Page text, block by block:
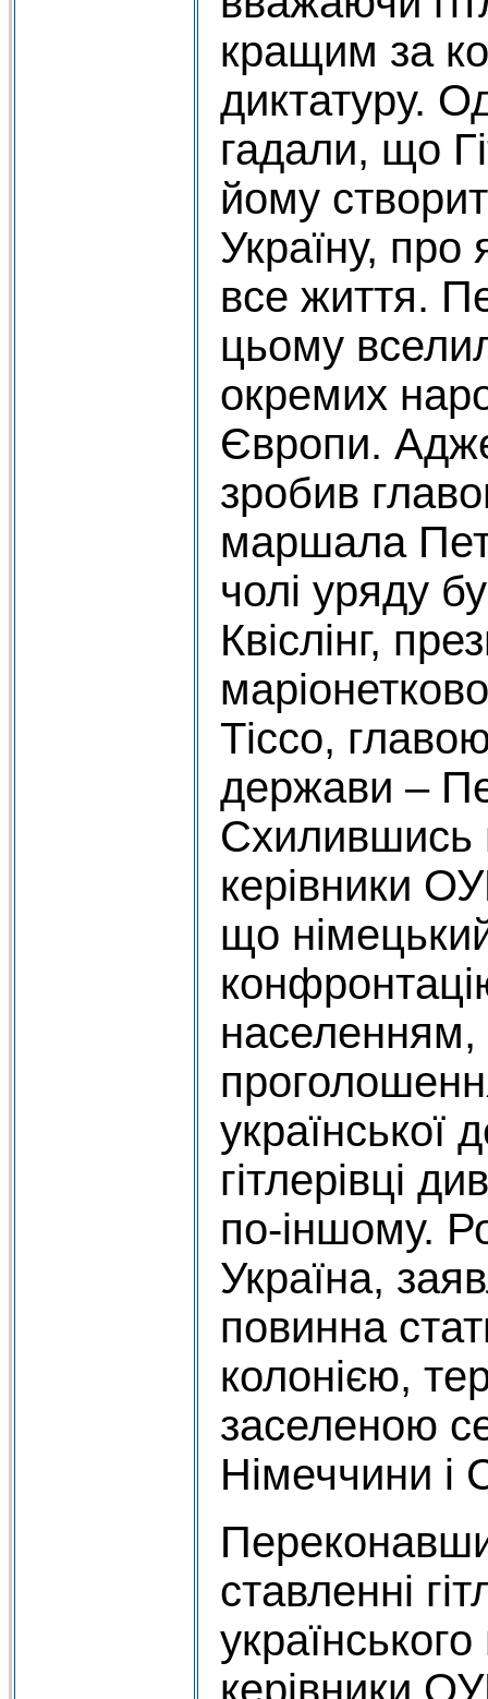
кращим за
диктатуру.
гадали, що
йому
Україну, про
все життя.
цьому
окремих
Європи.
зробив
маршала
чолі уряду
Квіслінг,
Тіссо,
держави –
Схилившись
керівники
що
населенням,
української
гітлерівці
по-іншому.
Україна,
повинна
колонією,
заселеною
Німеччини і
ставленні
керівники